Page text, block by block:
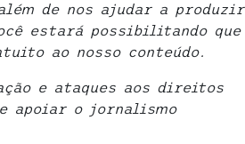
de nos ajudar a produzir
estará possibilitando que
ao nosso conteúdo.
e ataques aos direitos
apoiar o jornalismo